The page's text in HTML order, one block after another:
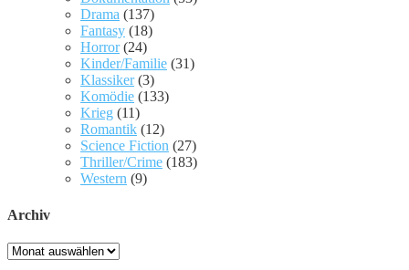
Drama (137)
Fantasy (18)
Horror(24)
Kinder/Familie (31)
Klassiker(3)
Komödie (133)
Krieg (11)
Romantik (12)
Science Fiction (27)
Thriller/Crime (183)
Western (9)
Archiv
Archiv